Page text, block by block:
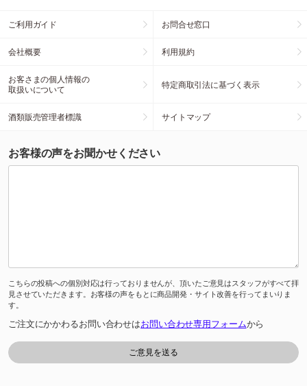
ご利用ガイド お問合せ窓口
会社概要 利用規約
お客さまの個人情報の
取扱いについて
特定商取引法に基づく表示
酒類販売管理者標識 サイトマップ
お客様の声をお聞かせください
こちらの投稿への個別対応は行っておりませんが、頂いたご意見はスタッフがすべて拝
見させていただきます。お客様の声をもとに商品開発・サイト改善を行ってまいりま
す。
ご注文にかかわるお問い合わせはお問い合わせ専用フォームから